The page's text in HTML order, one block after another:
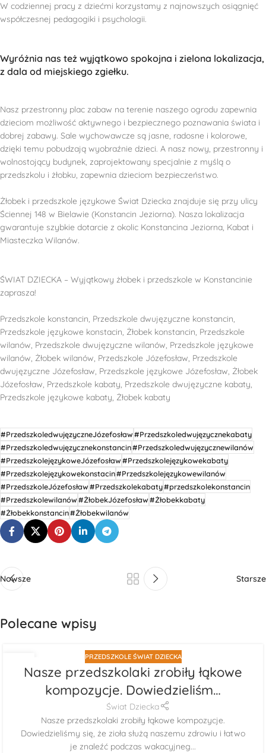
W codziennej pracy z dziećmi korzystamy z najnowszych osiągnięć
współczesnej pedagogiki i psychologii.
Wyróżnia nas też wyjątkowo spokojna i zielona lokalizacja,
z dala od miejskiego zgiełku.
Nasz przestronny plac zabaw na terenie naszego ogrodu zapewnia
dzieciom możliwość aktywnego i bezpiecznego poznawania świata i
dobrej zabawy. Sale wychowawcze są jasne, radosne i kolorowe,
dzięki temu pobudzają wyobraźnie dzieci. A nasz nowy, przestronny i
wolnostojący budynek, zaprojektowany specjalnie z myślą o
przedszkolu i żłobku, zapewnia dzieciom bezpieczeństwo.
Żłobek i przedszkole językowe Świat Dziecka znajduje się przy ulicy
Ściennej 148 w Bielawie (Konstancin Jeziorna). Nasza lokalizacja
gwarantuje szybkie dotarcie z okolic Konstancina Jeziorna, Kabat i
Miasteczka Wilanów.
ŚWIAT DZIECKA – Wyjątkowy żłobek i przedszkole w Konstancinie
zaprasza!
Przedszkole konstancin, Przedszkole dwujęzyczne konstancin,
Przedszkole językowe konstacin, Żłobek konstancin, Przedszkole
wilanów, Przedszkole dwujęzyczne wilanów, Przedszkole językowe
wilanów, Żłobek wilanów, Przedszkole Józefosław, Przedszkole
dwujęzyczne Józefosław, Przedszkole językowe Józefosław, Żłobek
Józefosław, Przedszkole kabaty, Przedszkole dwujęzyczne kabaty,
Przedszkole językowe kabaty, Żłobek kabaty
#PrzedszkoledwujęzyczneJózefosław#Przedszkoledwujęzycznekabaty
#Przedszkoledwujęzycznekonstancin#Przedszkoledwujęzycznewilanów
#PrzedszkolejęzykoweJózefosław#Przedszkolejęzykowekabaty
#Przedszkolejęzykowekonstacin#Przedszkolejęzykowewilanów
#PrzedszkoleJózefosław#Przedszkolekabaty#przedszkolekonstancin
#Przedszkolewilanów#ŻłobekJózefosław#Żłobekkabaty
#Żłobekkonstancin#Żłobekwilanów
Nowsze Starsze
Polecane wpisy
29 PRZEDSZKOLE ŚWIAT DZIECKA
Nasze przedszkolaki zrobiły łąkowe
kompozycje. Dowiedzieliśm…
Świat Dziecka
Nasze przedszkolaki zrobiły łąkowe kompozycje.
Dowiedzieliśmy się, że zioła służą naszemu zdrowiu i łatwo
je znaleźć podczas wakacyjneg...